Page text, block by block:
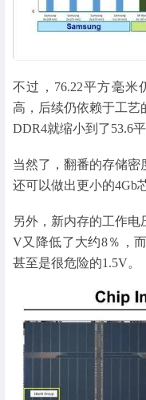
不过，76.22平方毫
高，后续仍依赖于工艺
DDR4就缩小到了53.6
当然了，翻番的存储
还可以做出更小的4Gb
另外，新内存的工作电
V又降低了大约8％，
甚至是很危险的1.5V。